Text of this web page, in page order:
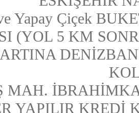
Yapay Çiçek
(YOL 5 KM
MAH.
YAPILIR KREDİ